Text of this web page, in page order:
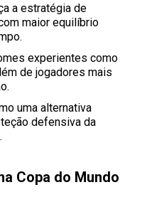
a estratégia de
maior equilíbrio
experientes como
de jogadores mais
uma alternativa
defensiva da
Copa do Mundo